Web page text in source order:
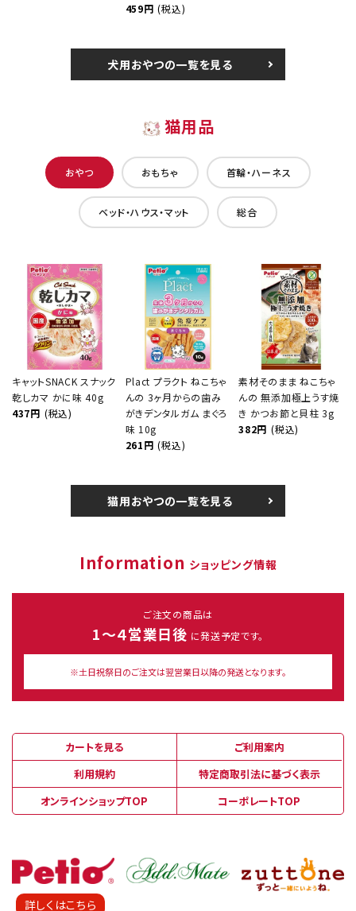
459円 (税込)
犬用おやつの一覧を見る
猫用品
おやつ おもちゃ 首輪・ハーネス
ベッド・ハウス・マット 総合
キャットSNACK スナック
乾しカマ かに味 40g
437円 (税込)
Plact プラクト ねこちゃ
んの 3ヶ月からの歯み
がきデンタルガム まぐろ
味 10g
261円 (税込)
素材そのまま ねこちゃ
んの 無添加極上うす焼
き かつお節と貝柱 3g
382円 (税込)
猫用おやつの一覧を見る
Information ショッピング情報
ご注文の商品は
1～４営業日後 に発送予定です。
※土日祝祭日のご注文は翌営業日以降の発送となります。
カートを見る
ご利用案内
利用規約
特定商取引法に基づく表示
オンラインショップTOP
コーポレートTOP
詳しくはこちら